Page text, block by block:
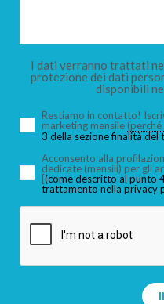
I dati verranno trattati
protezione dei dati
disponibili
Restiamo in contatto!
marketing mensile
3 della sezione finalità
Acconsento alla
dedicate (mensili) per gli
[(come descritto al punto
trattamento nella privacy